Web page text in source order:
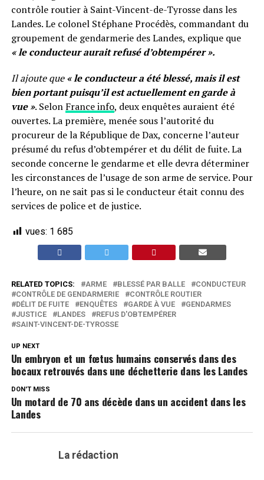
contrôle routier à Saint-Vincent-de-Tyrosse dans les
Landes. Le colonel Stéphane Procédès, commandant du
groupement de gendarmerie des Landes, explique que
« le conducteur aurait refusé d’obtempérer ».
Il ajoute que« le conducteur a été blessé, mais il est
bien portant puisqu’il est actuellement en garde à
vue ». Selon France info, deux enquêtes auraient été
ouvertes. La première, menée sous l’autorité du
procureur de la République de Dax, concerne l’auteur
présumé du refus d’obtempérer et du délit de fuite. La
seconde concerne le gendarme et elle devra déterminer
les circonstances de l’usage de son arme de service. Pour
l’heure, on ne sait pas si le conducteur était connu des
services de police et de justice.
vues: 1 685
RELATED TOPICS: ARME BLESSÉ PAR BALLE
CONDUCTEUR
CONTRÔLE DE GENDARMERIE
CONTRÔLE ROUTIER
DÉLIT DE FUITE
ENQUÊTES GARDE À VUE
GENDARMES
JUSTICE
LANDES
REFUS D'OBTEMPÉRER
SAINT-VINCENT-DE-TYROSSE
UP NEXT
Un embryon et un fœtus humains conservés dans des
bocaux retrouvés dans une déchetterie dans les Landes
DON'T MISS
Un motard de 70 ans décède dans un accident dans les
Landes
La rédaction